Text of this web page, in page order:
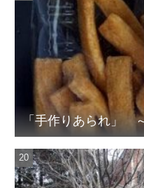
「手作りあられ」